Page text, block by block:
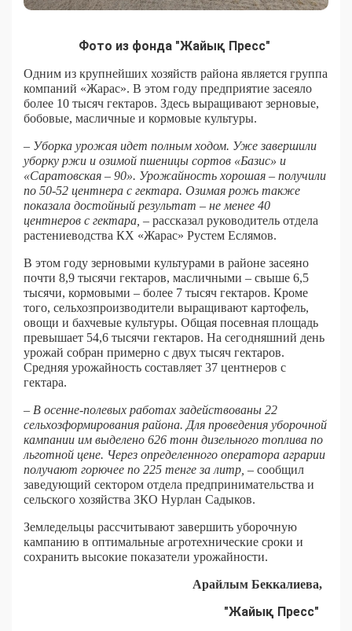
Фото из фонда "Жайық Пресс"
Одним из крупнейших хозяйств района является группа
компаний «Жарас». В этом году предприятие засеяло
более 10 тысяч гектаров. Здесь выращивают зерновые,
бобовые, масличные и кормовые культуры.
– Уборка урожая идет полным ходом. Уже завершили
уборку ржи и озимой пшеницы сортов «Базис» и
«Саратовская – 90». Урожайность хорошая – получили
по 50-52 центнера с гектара. Озимая рожь также
показала достойный результат – не менее 40
центнеров с гектара, – рассказал руководитель отдела
растениеводства КХ «Жарас» Рустем Еслямов.
В этом году зерновыми культурами в районе засеяно
почти 8,9 тысячи гектаров, масличными – свыше 6,5
тысячи, кормовыми – более 7 тысяч гектаров. Кроме
того, сельхозпроизводители выращивают картофель,
овощи и бахчевые культуры. Общая посевная площадь
превышает 54,6 тысячи гектаров. На сегодняшний день
урожай собран примерно с двух тысяч гектаров.
Средняя урожайность составляет 37 центнеров с
гектара.
– В осенне-полевых работах задействованы 22
сельхозформирования района. Для проведения уборочной
кампании им выделено 626 тонн дизельного топлива по
льготной цене. Через определенного оператора аграрии
получают горючее по 225 тенге за литр, – сообщил
заведующий сектором отдела предпринимательства и
сельского хозяйства ЗКО Нурлан Садыков.
Земледельцы рассчитывают завершить уборочную
кампанию в оптимальные агротехнические сроки и
сохранить высокие показатели урожайности.
Арайлым Беккалиева,
"Жайық Пресс"